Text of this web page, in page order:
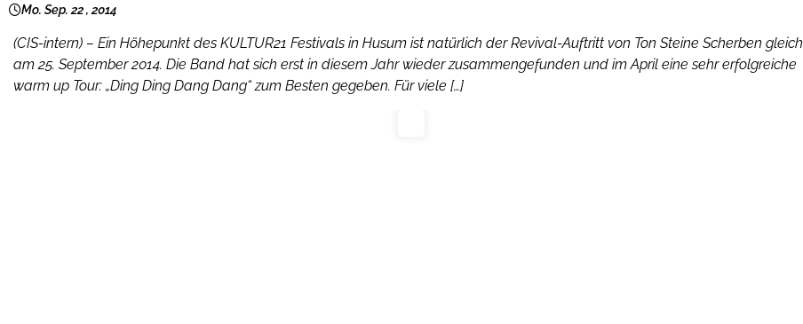
Mo. Sep. 22 , 2014
(CIS-intern) – Ein Höhepunkt des KULTUR21 Festivals in Husum ist natürlich der Revival-Auftritt von Ton Steine Scherben gleich
am 25. September 2014. Die Band hat sich erst in diesem Jahr wieder zusammengefunden und im April eine sehr erfolgreiche
warm up Tour: „Ding Ding Dang Dang“ zum Besten gegeben. Für viele […]